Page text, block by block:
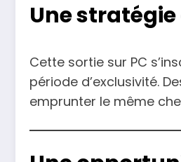
Une
Cette sortie sur PC
période d’exclusivité.
emprunter le même